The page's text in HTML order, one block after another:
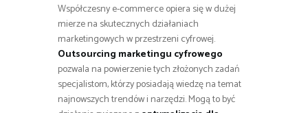
Współczesny e-commerce opiera się w dużej
mierze na skutecznych działaniach
marketingowych w przestrzeni cyfrowej.
Outsourcing marketingu cyfrowego
pozwala na powierzenie tych złożonych zadań
specjalistom, którzy posiadają wiedzę na temat
najnowszych trendów i narzędzi. Mogą to być